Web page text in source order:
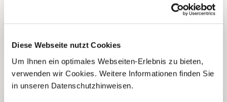
Diese Webseite nutzt Cookies
Um Ihnen ein optimales Webseiten-Erlebnis zu bieten,
verwenden wir Cookies. Weitere Informationen finden Sie
in unseren Datenschutzhinweisen.